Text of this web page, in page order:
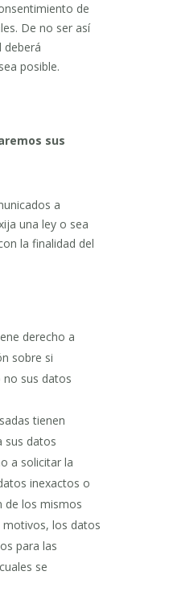
de
De no ser así
deberá
posible.
sus
a
una ley o sea
la finalidad del
derecho a
sobre si
sus datos
tienen
sus datos
a solicitar la
inexactos o
de los mismos
los datos
para las
se